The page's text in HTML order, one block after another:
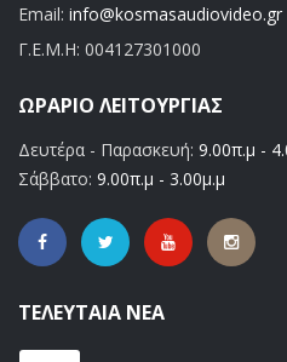
Email: info@kosmasaudiovideo.gr
Γ.Ε.Μ.Η: 004127301000
ΩΡΆΡΙΟ ΛΕΙΤΟΥΡΓΊΑΣ
Δευτέρα - Παρασκευή: 9.00π.μ -
Σάββατο: 9.00π.μ - 3.00μ.μ
ΤΕΛΕΥΤΑΊΑ ΝΈΑ